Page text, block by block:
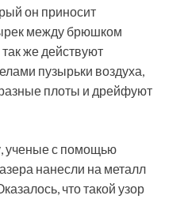
он приносит
между брюшком
же действуют
пузырьки воздуха,
плоты и дрейфуют
ученые с помощью
нанесли на металл
что такой узор